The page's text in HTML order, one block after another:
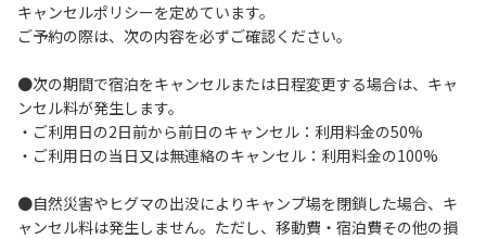
３.調度品などの持ち出しはしないでください。
４.午後10時以降の花火の使用は禁止です。
使用、夜間の大声での談笑等）や他人に嫌悪感を与えるよう
な行為はお止めください。
６.芝生や地面での直火による焚き火、BBQ、キャンプファ
イヤーは禁止します。
台の利用後は炭の鎮火の確認をお願いいたします。
８.バンガローの芝生にはテントは張らないでください。（タ
キャンセルポリシーを定めています。
ご予約の際は、次の内容を必ずご確認ください。
●次の期間で宿泊をキャンセルまたは日程変更する場合は、キャ
ンセル料が発生します。
・ご利用日の2日前から前日のキャンセル：利用料金の50%
・ご利用日の当日又は無連絡のキャンセル：利用料金の100%
●自然災害やヒグマの出没によりキャンプ場を閉鎖した場合、キ
ャンセル料は発生しません。ただし、移動費・宿泊費その他の損